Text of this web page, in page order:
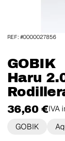
GOBIK
Haru
36,60 €IVA
GOBIK
REF: #0000027856